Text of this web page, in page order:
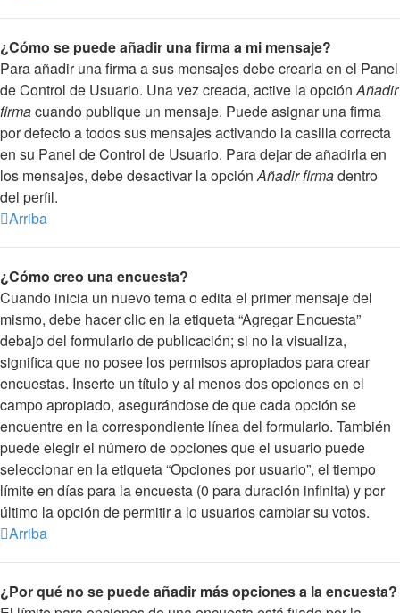
¿Cómo se puede añadir una firma a mi mensaje?
Para añadir una firma a sus mensajes debe crearla en el Panel
de Control de Usuario. Una vez creada, active la opciónAñadir
firmacuando publique un mensaje. Puede asignar una firma
por defecto a todos sus mensajes activando la casilla correcta
en su Panel de Control de Usuario. Para dejar de añadirla en
los mensajes, debe desactivar la opciónAñadir firmadentro
del perfil.
Arriba
¿Cómo creo una encuesta?
Cuando inicia un nuevo tema o edita el primer mensaje del
mismo, debe hacer clic en la etiqueta “Agregar Encuesta”
debajo del formulario de publicación; si no la visualiza,
significa que no posee los permisos apropiados para crear
encuestas. Inserte un título y al menos dos opciones en el
campo apropiado, asegurándose de que cada opción se
encuentre en la correspondiente línea del formulario. También
puede elegir el número de opciones que el usuario puede
seleccionar en la etiqueta “Opciones por usuario”, el tiempo
límite en días para la encuesta (0 para duración infinita) y por
último la opción de permitir a lo usuarios cambiar su votos.
Arriba
¿Por qué no se puede añadir más opciones a la encuesta?